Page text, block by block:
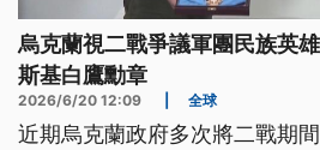
烏克蘭視二戰爭議軍團民族英
斯基白鷹勳章
2026/6/20 12:09 全球
近期烏克蘭政府多次將二戰期